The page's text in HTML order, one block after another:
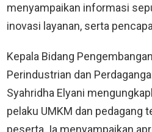
menyampaikan informasi
inovasi layanan, serta
Kepala Bidang
Perindustrian dan
Syahridha Elyani
pelaku UMKM dan pedagang
peserta. Ia menyampaikan